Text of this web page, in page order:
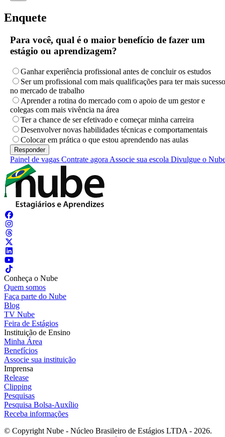
Enquete
Para você, qual é o maior benefício de fazer um
estágio ou aprendizagem?
Ganhar experiência profissional antes de concluir os estudos
Ser um profissional com mais qualificações para ter mais sucesso
no mercado de trabalho
Aprender a rotina do mercado com o apoio de um gestor e
colegas com mais vivência na área
Ter a chance de ser efetivado e começar minha carreira
Desenvolver novas habilidades técnicas e comportamentais
Colocar em prática o que estou aprendendo nas aulas
Painel de vagas Contrate agora Associe sua escola Divulgue o
Conheça o Nube
Quem somos
Faça parte do Nube
Blog
TV Nube
Feira de Estágios
Instituição de Ensino
Minha Área
Benefícios
Associe sua instituição
Imprensa
Release
Clipping
Pesquisas
Pesquisa Bolsa-Auxílio
Receba informações
© Copyright Nube - Núcleo Brasileiro de Estágios LTDA - 2026.